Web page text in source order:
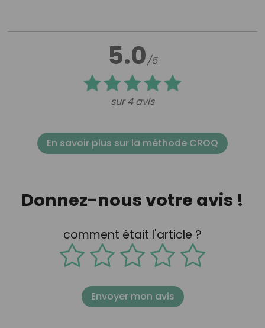
5.0/5
sur 4 avis
En savoir plus sur la méthode CROQ
Donnez-nous votre avis !
comment était l'article ?
Envoyer mon avis